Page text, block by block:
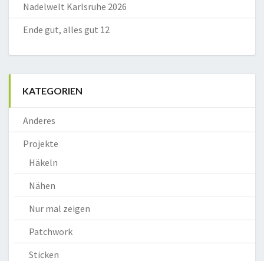
Nadelwelt Karlsruhe 2026
Ende gut, alles gut 12
KATEGORIEN
Anderes
Projekte
Häkeln
Nähen
Nur mal zeigen
Patchwork
Sticken